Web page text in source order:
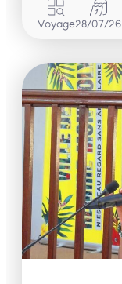
Voyage28/07/26